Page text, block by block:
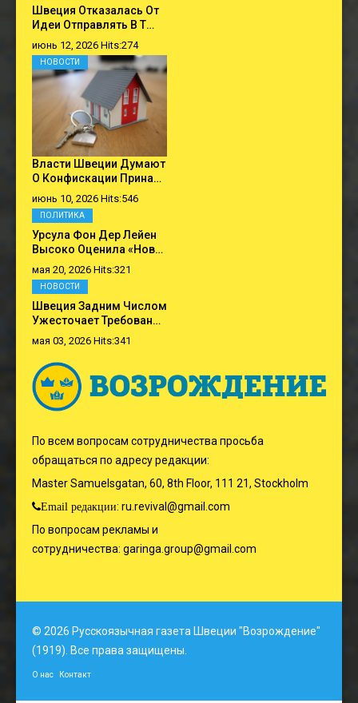
Швеция Отказалась От
Идеи Отправлять В Т…
июнь 12, 2026 Hits:274
Власти Швеции Думают
О Конфискации Прина…
июнь 10, 2026 Hits:546
НОВОСТИ
Урсула Фон Дер Лейен
Высоко Оценила «нов…
мая 20, 2026 Hits:321
ПОЛИТИКА
Швеция Задним Числом
Ужесточает Требован…
мая 03, 2026 Hits:341
НОВОСТИ
По всем вопросам сотрудничества просьба
обращаться по адресу редакции:
Master Samuelsgatan, 60, 8th Floor, 111 21, Stockholm
Email редакции: ru.revival@gmail.com
По вопросам рекламы и
сотрудничества: garinga.group@gmail.com
© 2026 Русскоязычная газета Швеции "Возрождение"
(1919). Все права защищены.
О нас Контакт